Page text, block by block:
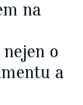
na
o
a